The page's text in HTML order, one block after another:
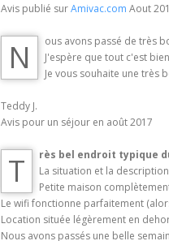
Avis publié surAmivac.com Aout
N
ous avons passé de très
J'espère que tout c'est
Je vous souhaite une très
Teddy J.
Avis pour un séjour en août 2017
T
rès bel endroit typique
La situation et la
Petite maison
Le wifi fonctionne parfaitement
Location située légèrement en
Nous avons passés une belle